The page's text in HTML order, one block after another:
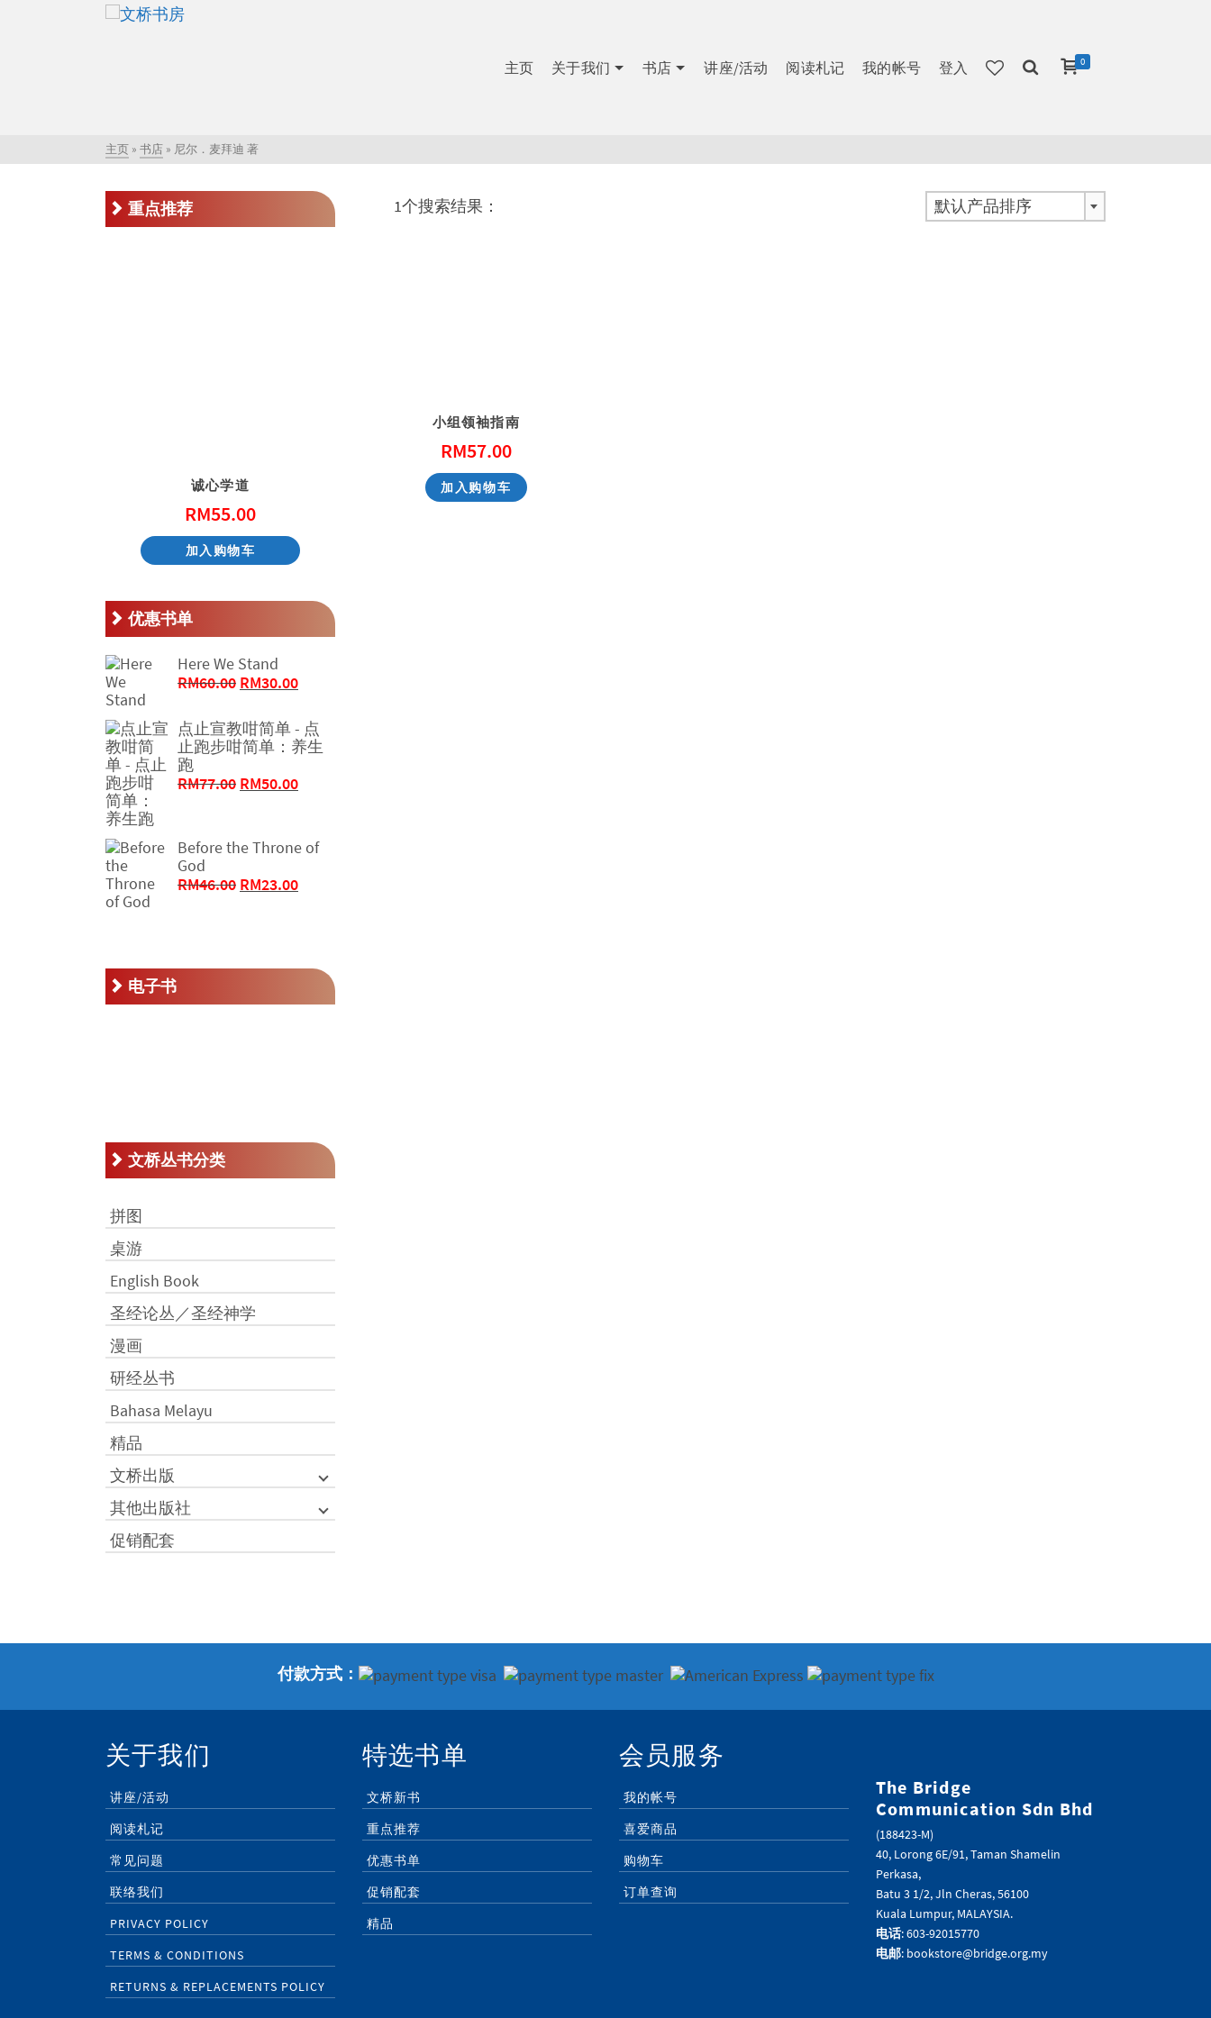
主页 关于我们 书店 讲座/活动 阅读札记 我的帐号 登入 0
主页 » 书店 » 尼尔．麦拜迪 著
1个搜索结果： 默认产品排序
小组领袖指南
RM57.00
加入购物车
重点推荐
诚心学道
RM55.00
加入购物车
优惠书单
Here We Stand
RM60.00 原
为：
RM60.00。
RM30.00当
价
格
为：
RM30.00。
点止宣教咁简单 - 点
止跑步咁简单：养生
跑
RM77.00 原
RM77.00。
RM50.00当
格
RM50.00。
Before the Throne of
God
RM46.00 原
RM23.00当
RM23.00。
电子书
文桥丛书分类
拼图
桌游
English Book
圣经论丛／圣经神学
漫画
研经丛书
Bahasa Melayu
精品
文桥出版
其他出版社
促销配套
付款方式：
关于我们
讲座/活动
阅读札记
常见问题
联络我们
PRIVACY POLICY
TERMS & CONDITIONS
RETURNS & REPLACEMENTS POLICY
特选书单
文桥新书
重点推荐
优惠书单
促销配套
精品
会员服务
我的帐号
喜爱商品
购物车
订单查询
The Bridge
Communication Sdn Bhd
(188423-M)
40, Lorong 6E/91, Taman Shamelin
Perkasa,
Batu 3 1/2, Jln Cheras, 56100
Kuala Lumpur, MALAYSIA.
电话: 603-92015770
电邮: bookstore@bridge.org.my